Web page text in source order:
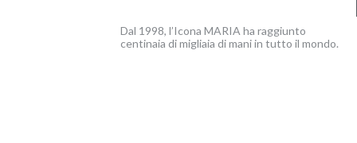
Dal 1998, l’Icona MARIA ha raggiunto
centinaia di migliaia di mani in tutto il mondo.